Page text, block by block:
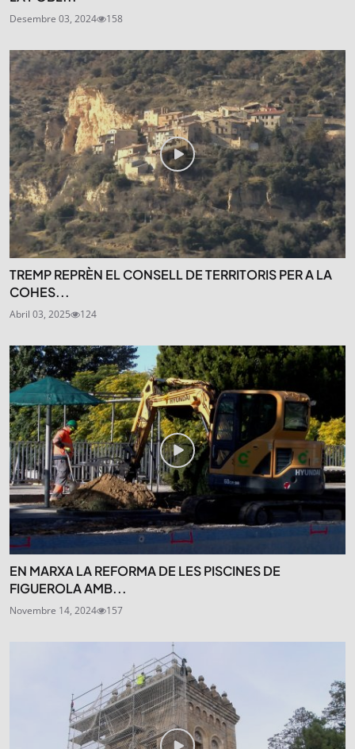
Desembre 03, 2024 158
TREMP REPRÈN EL CONSELL DE TERRITORIS PER A LA
COHES...
Abril 03, 2025 124
EN MARXA LA REFORMA DE LES PISCINES DE
FIGUEROLA AMB...
Novembre 14, 2024 157